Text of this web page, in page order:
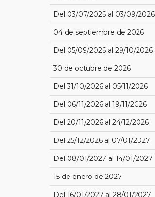
Del 03/07/2026 al 03/09/2026
04 de septiembre de 2026
Del 05/09/2026 al 29/10/2026
30 de octubre de 2026
Del 31/10/2026 al 05/11/2026
Del 06/11/2026 al 19/11/2026
Del 20/11/2026 al 24/12/2026
Del 25/12/2026 al 07/01/2027
Del 08/01/2027 al 14/01/2027
15 de enero de 2027
Del 16/01/2027 al 28/01/2027